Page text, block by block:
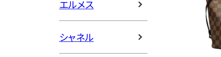
エルメス
シャネル